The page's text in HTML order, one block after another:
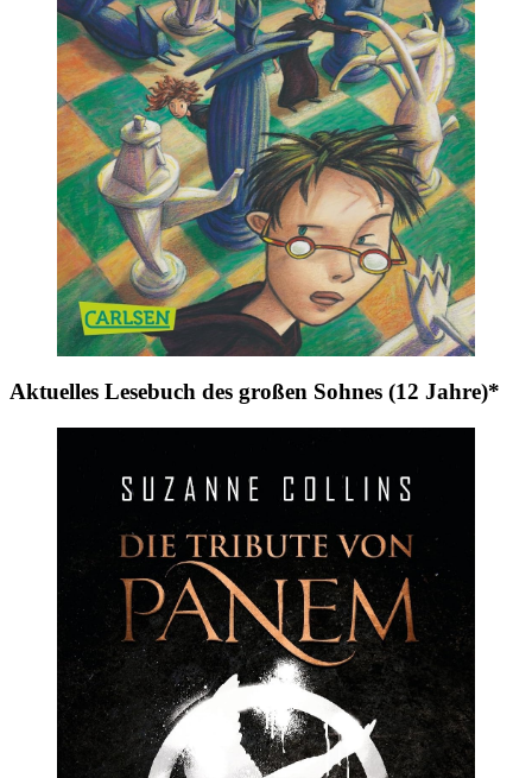
Aktuelles Lesebuch des großen Sohnes (12 Jahre)*